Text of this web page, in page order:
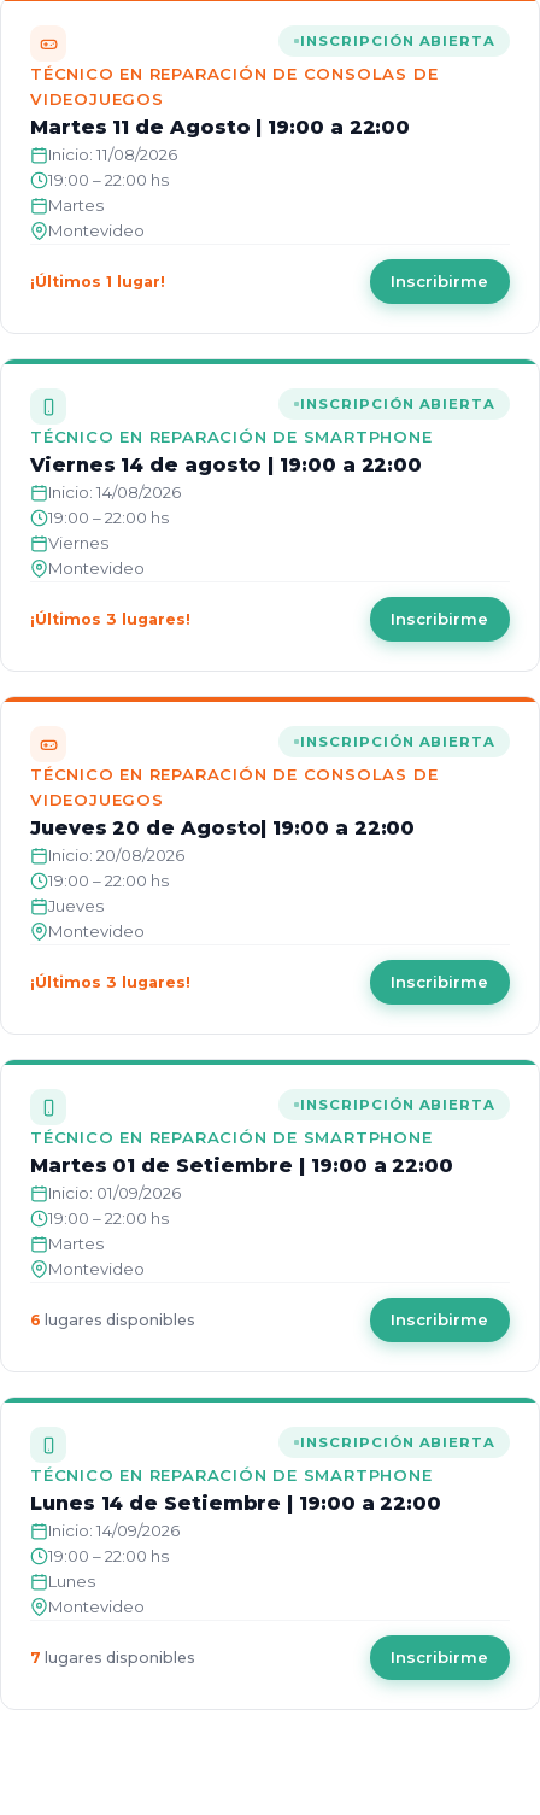
INSCRIPCIÓN ABIERTA
TÉCNICO EN REPARACIÓN DE CONSOLAS DE
VIDEOJUEGOS
Martes 11 de Agosto | 19:00 a 22:00
Inicio: 11/08/2026
19:00 – 22:00 hs
Martes
Montevideo
¡Últimos 1 lugar! Inscribirme
INSCRIPCIÓN ABIERTA
TÉCNICO EN REPARACIÓN DE SMARTPHONE
Viernes 14 de agosto | 19:00 a 22:00
Inicio: 14/08/2026
19:00 – 22:00 hs
Viernes
Montevideo
¡Últimos 3 lugares! Inscribirme
INSCRIPCIÓN ABIERTA
TÉCNICO EN REPARACIÓN DE CONSOLAS DE
VIDEOJUEGOS
Jueves 20 de Agosto| 19:00 a 22:00
Inicio: 20/08/2026
19:00 – 22:00 hs
Jueves
Montevideo
¡Últimos 3 lugares! Inscribirme
INSCRIPCIÓN ABIERTA
TÉCNICO EN REPARACIÓN DE SMARTPHONE
Martes 01 de Setiembre | 19:00 a 22:00
Inicio: 01/09/2026
19:00 – 22:00 hs
Martes
Montevideo
6 lugares disponibles Inscribirme
INSCRIPCIÓN ABIERTA
TÉCNICO EN REPARACIÓN DE SMARTPHONE
Lunes 14 de Setiembre | 19:00 a 22:00
Inicio: 14/09/2026
19:00 – 22:00 hs
Lunes
Montevideo
7 lugares disponibles Inscribirme